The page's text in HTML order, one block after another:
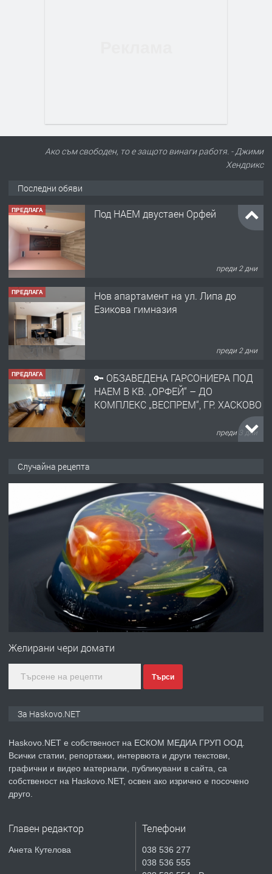
Ако съм свободен, то е защото винаги работя. - Джими
Хендрикс
Последни обяви
ПРЕДЛАГА Под НАЕМ двустаен Орфей
преди 2 дни
ПРЕДЛАГА
Нов апартамент на ул. Липа до
Езикова гимназия
преди 2 дни
ПРЕДЛАГА
🔑 ОБЗАВЕДЕНА ГАРСОНИЕРА ПОД
НАЕМ В КВ. „ОРФЕЙ“ – ДО
КОМПЛЕКС „ВЕСПРЕМ“, ГР. ХАСКОВО
преди 3 дни
АПАРТАМЕНТ В ЦЕНТЪРА НА ГР.
ХАСКОВО
преди 4 дни
Давам гараж под наем
преди 4 дни
№4120 Магазин/Офис под наем в кв.
градската градина!
преди 5 дни
ПРЕДЛАГА
Продавам парцел в гр. Хасково кв.
СГЛОБЯВАНЕ НА МЕБЕЛИ.
Случайна рецепта
Желирани чери домати
Търси
За Haskovo.NET
Haskovo.NET е собственост на ЕСКОМ МЕДИА ГРУП ООД.
Всички статии, репортажи, интервюта и други текстови,
графични и видео материали, публикувани в сайта, са
собственост на Haskovo.NET, освен ако изрично е посочено
друго.
Главен редактор
Анета Кутелова
Телефони
038 536 277
038 536 555